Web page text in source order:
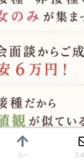
上へ 入